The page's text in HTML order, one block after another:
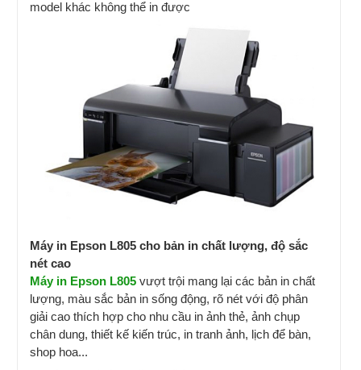
model khác không thể in được
Máy in Epson L805 cho bản in chất lượng, độ sắc
nét cao
Máy in Epson L805 vượt trội mang lại các bản in chất
lượng, màu sắc bản in sống động, rõ nét với độ phân
giải cao thích hợp cho nhu cầu in ảnh thẻ, ảnh chụp
chân dung, thiết kế kiến trúc, in tranh ảnh, lịch để bàn,
shop hoa...